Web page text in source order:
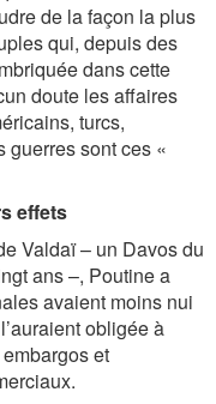
de la façon la plus
qui, depuis des
dans cette
doute les affaires
turcs,
guerres sont ces «
effets
Valdaï – un Davos du
ans –, Poutine a
avaient moins nui
obligée à
et